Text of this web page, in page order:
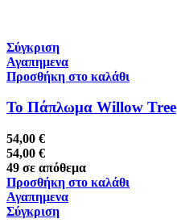
Σύγκριση
Αγαπημενα
Προσθήκη στο καλάθι
Το Πάπλωμα Willow Tree
54,00 €
54,00 €
49 σε απόθεμα
Προσθήκη στο καλάθι
Αγαπημενα
Σύγκριση